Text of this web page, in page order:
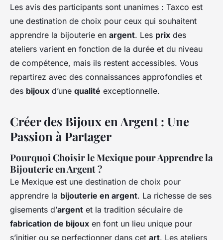
Les avis des participants sont unanimes : Taxco est
une destination de choix pour ceux qui souhaitent
apprendre la bijouterie en argent. Les prix des
ateliers varient en fonction de la durée et du niveau
de compétence, mais ils restent accessibles. Vous
repartirez avec des connaissances approfondies et
des bijoux d’une qualité exceptionnelle.
Créer des Bijoux en Argent : Une
Passion à Partager
Pourquoi Choisir le Mexique pour Apprendre la
Bijouterie en Argent ?
Le Mexique est une destination de choix pour
apprendre la bijouterie en argent. La richesse de ses
gisements d’argent et la tradition séculaire de
fabrication de bijoux en font un lieu unique pour
s’initier ou se perfectionner dans cet art. Les ateliers